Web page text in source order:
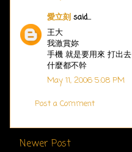
愛立刻 said...
王大
我激賞妳
手機 就是要用來 打出去
什麼都不幹
May 11, 2006 5:08 PM
Post a Comment
Newer Post